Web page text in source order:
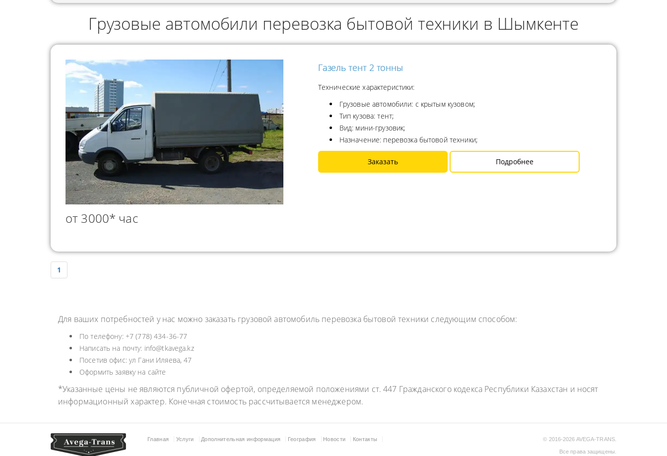
КОНТЕЙНЕРНЫЕ
ПЕРЕВОЗКИ
НЕФТЕПРОДУКТОВ
Грузовые автомобили перевозка бытовой техники в Шымкенте
от 3000* час
Газель тент 2 тонны
Технические характеристики:
Грузовые автомобили: с крытым кузовом;
Тип кузова: тент;
Вид: мини-грузовик;
Назначение: перевозка бытовой техники;
Заказать Подробнее
1
Для ваших потребностей у нас можно заказать грузовой автомобиль перевозка бытовой техники следующим способом:
По телефону: +7 (778) 434-36-77
Написать на почту: info@tkavega.kz
Посетив офис: ул Гани Иляева, 47
Оформить заявку на сайте
*Указанные цены не являются публичной офертой, определяемой положениями ст. 447 Гражданского кодекса Республики Казахстан и носят
информационный характер. Конечная стоимость рассчитывается менеджером.
Главная Услуги Дополнительная информация География Новости Контакты © 2016-2026 AVEGA-TRANS.
Все права защищены.